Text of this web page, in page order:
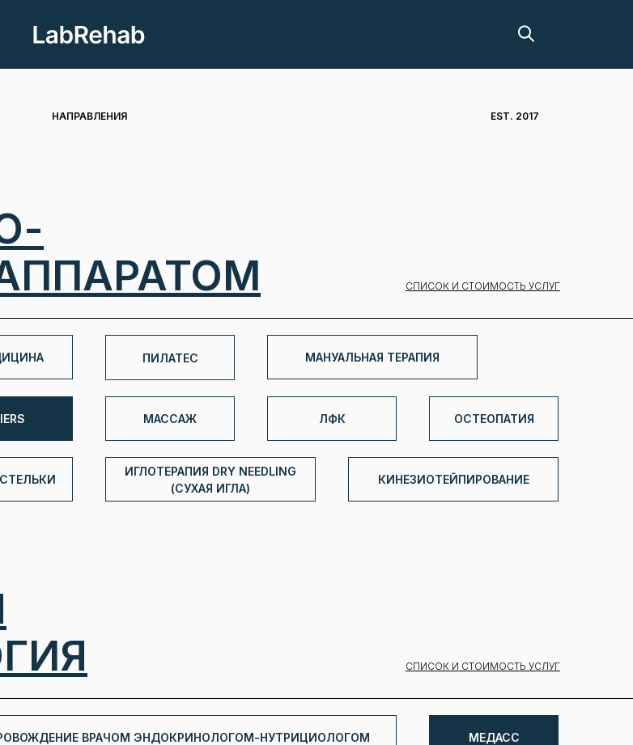
EST. 2017
НАПРАВЛЕНИЯ
СПИСОК И СТОИМОСТЬ УСЛУГ
ПИЛАТЕС МАНУАЛЬНАЯ ТЕРАПИЯ
МАССАЖ ЛФК ОСТЕОПАТИЯ
ИГЛОТЕРАПИЯ DRY NEEDLING
(СУХАЯ ИГЛА)
КИНЕЗИОТЕЙПИРОВАНИЕ
СПИСОК И СТОИМОСТЬ УСЛУГ
ВРАЧОМ ЭНДОКРИНОЛОГОМ-НУТРИЦИОЛОГОМ МЕДАСС